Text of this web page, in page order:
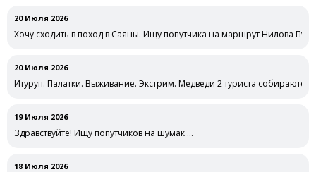
20 Июля 2026
Хочу сходить в поход в Саяны. Ищу попутчика на маршрут Нилова
20 Июля 2026
Итуруп. Палатки. Выживание. Экстрим. Медведи 2 туриста собираются
19 Июля 2026
Здравствуйте! Ищу попутчиков на шумак …
18 Июля 2026